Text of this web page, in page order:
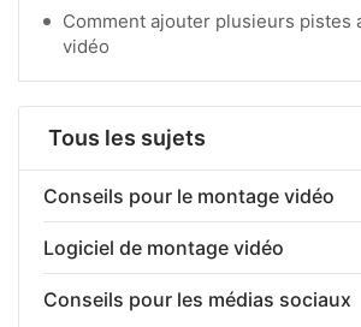
Comment ajouter plusieurs pistes
vidéo
Tous les sujets
Conseils pour le montage vidéo
Logiciel de montage vidéo
Conseils pour les médias sociaux